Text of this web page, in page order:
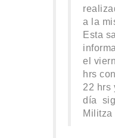
a la
Esta
el
hrs
22 hrs
día
Militza